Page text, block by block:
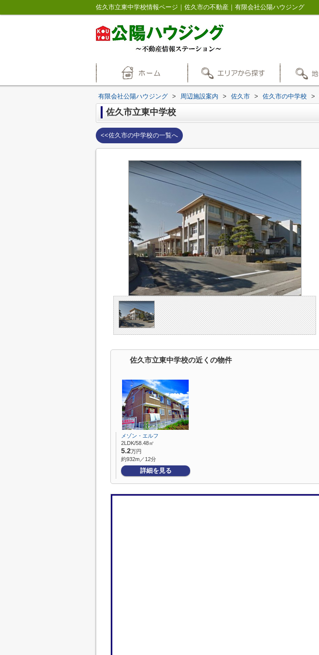
佐久市立東中学校情報ページ｜佐久市の不動産｜有限会社公陽ハウジング
有限会社公陽ハウジング > 周辺施設案内 > 佐久市 > 佐久市の中学校 >
佐久市立東中学校
<<佐久市の中学校の一覧へ
佐久市立東中学校の近くの物件
メゾン・エルフ
2LDK/58.48㎡
5.2万円
約932m／12分
詳細を見る